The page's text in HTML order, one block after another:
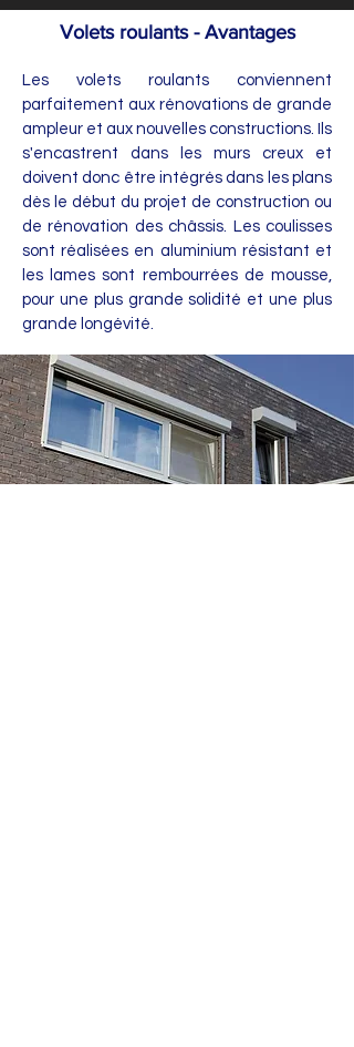
Volets roulants - Avantages
Les volets roulants conviennent
parfaitement aux rénovations de grande
ampleur et aux nouvelles constructions. Ils
s'encastrent dans les murs creux et
doivent donc être intégrés dans les plans
dès le début du projet de construction ou
de rénovation des châssis. Les coulisses
sont réalisées en aluminium résistant et
les lames sont rembourrées de mousse,
pour une plus grande solidité et une plus
grande longévité.